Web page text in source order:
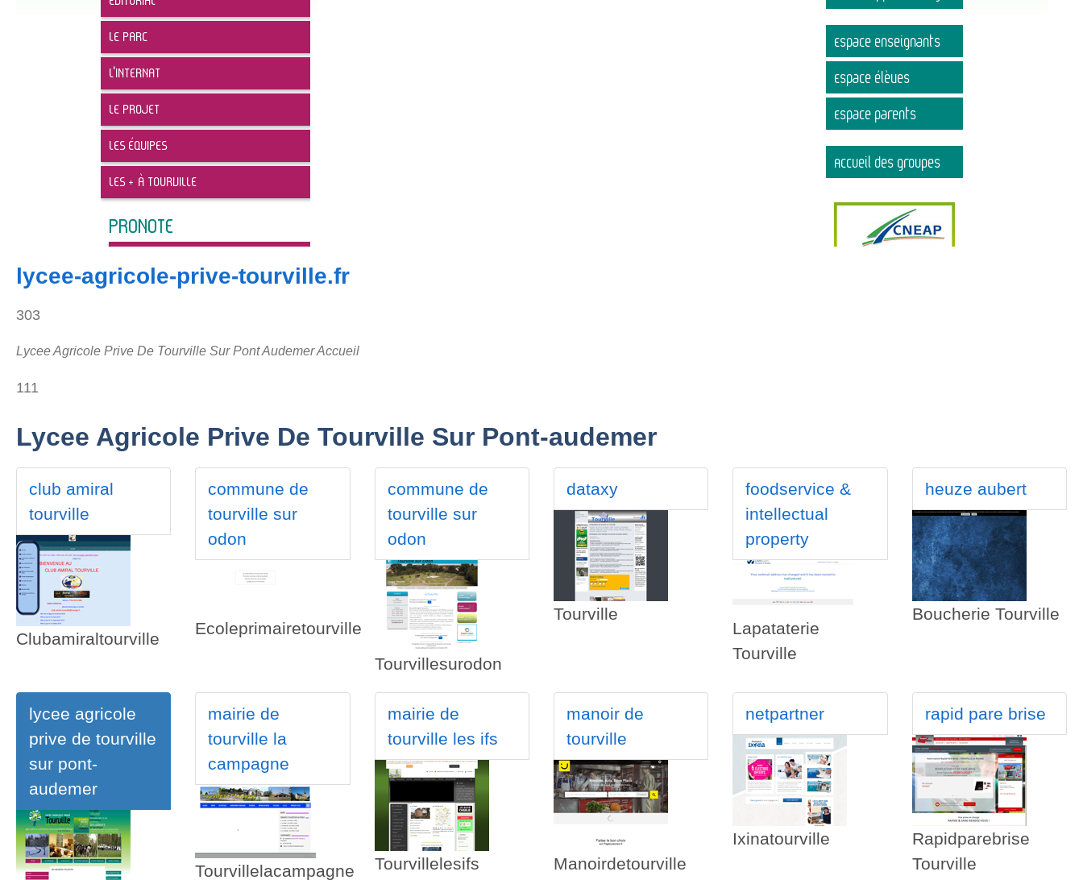
lycee-agricole-prive-tourville.fr
303
Lycee Agricole Prive De Tourville Sur Pont Audemer Accueil
111
Lycee Agricole Prive De Tourville Sur Pont-audemer
club amiral
tourville
Clubamiraltourville
commune de
tourville sur
odon
Ecoleprimairetourville
commune de
tourville sur
odon
Tourvillesurodon
dataxy
Tourville
foodservice &
intellectual
property
Lapataterie
Tourville
heuze aubert
Boucherie Tourville
lycee agricole
prive de tourville
sur pont-
audemer
mairie de
tourville la
campagne
Tourvillelacampagne
mairie de
tourville les ifs
Tourvillelesifs
manoir de
tourville
Manoirdetourville
netpartner
Ixinatourville
rapid pare brise
Rapidparebrise
Tourville